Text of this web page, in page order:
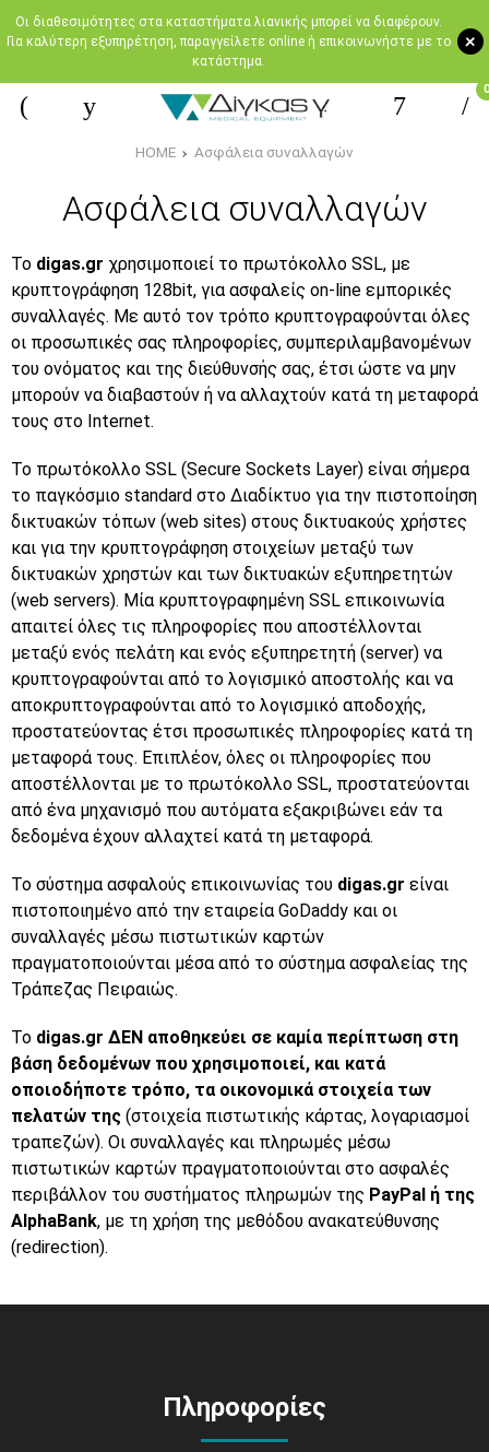
+
Oι διαθεσιμότητες στα καταστήματα λιανικής μπορεί να διαφέρουν.
Για καλύτερη εξυπηρέτηση, παραγγείλετε online ή επικοινωνήστε με το
κατάστημα.
0
HOME Ασφάλεια συναλλαγών
Ασφάλεια συναλλαγών
To digas.gr χρησιμοποιεί το πρωτόκολλο SSL, με
κρυπτογράφηση 128bit, για ασφαλείς on-line εμπορικές
συναλλαγές. Με αυτό τον τρόπο κρυπτογραφούνται όλες
οι προσωπικές σας πληροφορίες, συμπεριλαμβανομένων
του ονόματος και της διεύθυνσής σας, έτσι ώστε να μην
μπορούν να διαβαστούν ή να αλλαχτούν κατά τη μεταφορά
τους στο Internet.
Το πρωτόκολλο SSL (Secure Sockets Layer) είναι σήμερα
το παγκόσμιο standard στο Διαδίκτυο για την πιστοποίηση
δικτυακών τόπων (web sites) στους δικτυακούς χρήστες
και για την κρυπτογράφηση στοιχείων μεταξύ των
δικτυακών χρηστών και των δικτυακών εξυπηρετητών
(web servers). Μία κρυπτογραφημένη SSL επικοινωνία
απαιτεί όλες τις πληροφορίες που αποστέλλονται
μεταξύ ενός πελάτη και ενός εξυπηρετητή (server) να
κρυπτογραφούνται από το λογισμικό αποστολής και να
αποκρυπτογραφούνται από το λογισμικό αποδοχής,
προστατεύοντας έτσι προσωπικές πληροφορίες κατά τη
μεταφορά τους. Επιπλέον, όλες οι πληροφορίες που
αποστέλλονται με το πρωτόκολλο SSL, προστατεύονται
από ένα μηχανισμό που αυτόματα εξακριβώνει εάν τα
δεδομένα έχουν αλλαχτεί κατά τη μεταφορά.
Το σύστημα ασφαλούς επικοινωνίας του digas.gr είναι
πιστοποιημένο από την εταιρεία GoDaddy και οι
συναλλαγές μέσω πιστωτικών καρτών
πραγματοποιούνται μέσα από το σύστημα ασφαλείας της
Τράπεζας Πειραιώς.
Το digas.gr ΔΕΝ αποθηκεύει σε καμία περίπτωση στη
βάση δεδομένων που χρησιμοποιεί, και κατά
οποιοδήποτε τρόπο, τα οικονομικά στοιχεία των
πελατών της (στοιχεία πιστωτικής κάρτας, λογαριασμοί
τραπεζών). Οι συναλλαγές και πληρωμές μέσω
πιστωτικών καρτών πραγματοποιούνται στο ασφαλές
περιβάλλον του συστήματος πληρωμών της PayPal ή της
AlphaBank, με τη χρήση της μεθόδου ανακατεύθυνσης
(redirection).
Πληροφορίες